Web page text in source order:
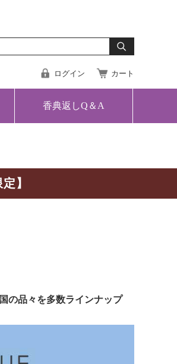
ログイン カート
香典返しQ＆A
】
の品々を多数ラインナップ